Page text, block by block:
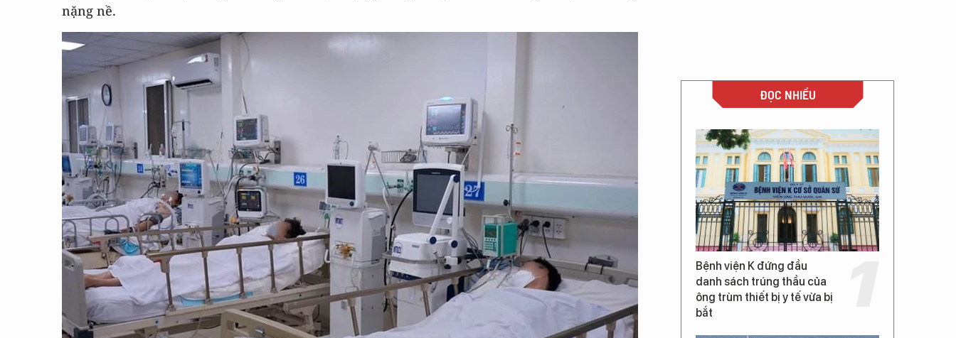
nặng nề.
ĐỌC NHIỀU
Bệnh viện K đứng đầu
danh sách trúng thầu của
ông trùm thiết bị y tế vừa bị
bắt